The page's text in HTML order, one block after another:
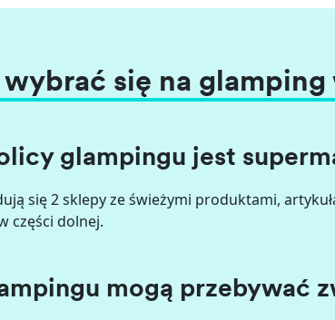
się na glamping
glampingu jest
się 2 sklepy ze świeżymi produktami,
części dolnej.
mogą przebywać